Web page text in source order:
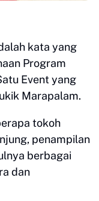
kata yang
Program
Event yang
Marapalam.
tokoh
penampilan
berbagai
dan